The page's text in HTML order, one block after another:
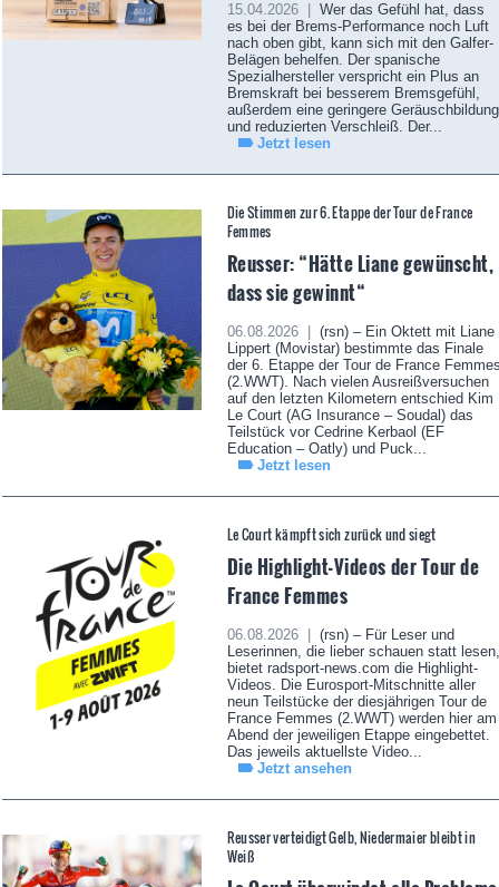
15.04.2026 |
Wer das Gefühl hat, dass
es bei der Brems-Performance noch Luft
nach oben gibt, kann sich mit den Galfer-
Belägen behelfen. Der spanische
Spezialhersteller verspricht ein Plus an
Bremskraft bei besserem Bremsgefühl,
außerdem eine geringere Geräuschbildung
und reduzierten Verschleiß. Der...
Jetzt lesen
Die Stimmen zur 6. Etappe der Tour de France
Femmes
Reusser: “Hätte Liane gewünscht,
dass sie gewinnt“
06.08.2026 |
(rsn) – Ein Oktett mit Liane
Lippert (Movistar) bestimmte das Finale
der 6. Etappe der Tour de France
(2.WWT). Nach vielen Ausreißversuchen
auf den letzten Kilometern entschied Kim
Le Court (AG Insurance – Soudal) das
Teilstück vor Cedrine Kerbaol (EF
Education – Oatly) und Puck...
Jetzt lesen
Le Court kämpft sich zurück und siegt
Die Highlight-Videos der Tour de
France Femmes
06.08.2026 |
(rsn) – Für Leser und
Leserinnen, die lieber schauen statt lesen,
bietet radsport-news.com die Highlight-
Videos. Die Eurosport-Mitschnitte aller
neun Teilstücke der diesjährigen Tour de
France Femmes (2.WWT) werden hier am
Abend der jeweiligen Etappe eingebettet.
Das jeweils aktuellste Video...
Jetzt ansehen
Reusser verteidigt Gelb, Niedermaier bleibt in
Weiß